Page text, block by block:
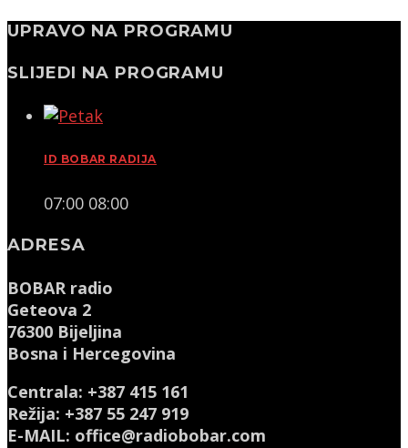
UPRAVO NA PROGRAMU
SLIJEDI NA PROGRAMU
ID BOBAR RADIJA
07:00 08:00
ADRESA
BOBAR radio
Geteova 2
76300 Bijeljina
Bosna i Hercegovina
Centrala: +387 415 161
Režija: +387 55 247 919
E-MAIL: office@radiobobar.com